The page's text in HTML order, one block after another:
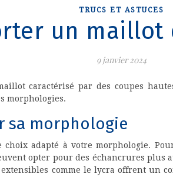
TRUCS ET ASTUCES
un maillot
9 janvier 2024
caractérisé par des coupes
morphologies.
sa morphologie
adapté à votre morphologie.
opter pour des échancrures plus
comme le lycra offrent un